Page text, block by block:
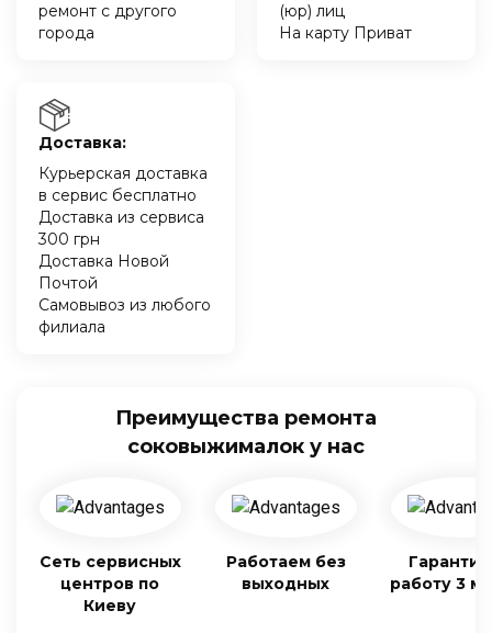
ремонт с другого
города
(юр) лиц
На карту Приват
Доставка:
Курьерская доставка
в сервис бесплатно
Доставка из сервиса
300 грн
Доставка Новой
Почтой
Самовывоз из любого
филиала
Преимущества ремонта
соковыжималок у нас
Сеть сервисных
центров по
Киеву
Работаем без
выходных
работу 3